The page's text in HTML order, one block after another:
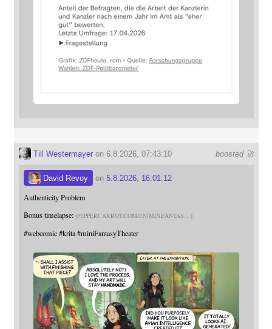
boosted 🚀
Till Westermayeron 6.8.2026, 07:43:10
David Revoy on 5.8.2026, 16:01:12
Authenticity Problem
Bonus timelapse: PEPPERCARROT.COM/EN/MINIFANTAS
#webcomic #krita #miniFantasyTheater